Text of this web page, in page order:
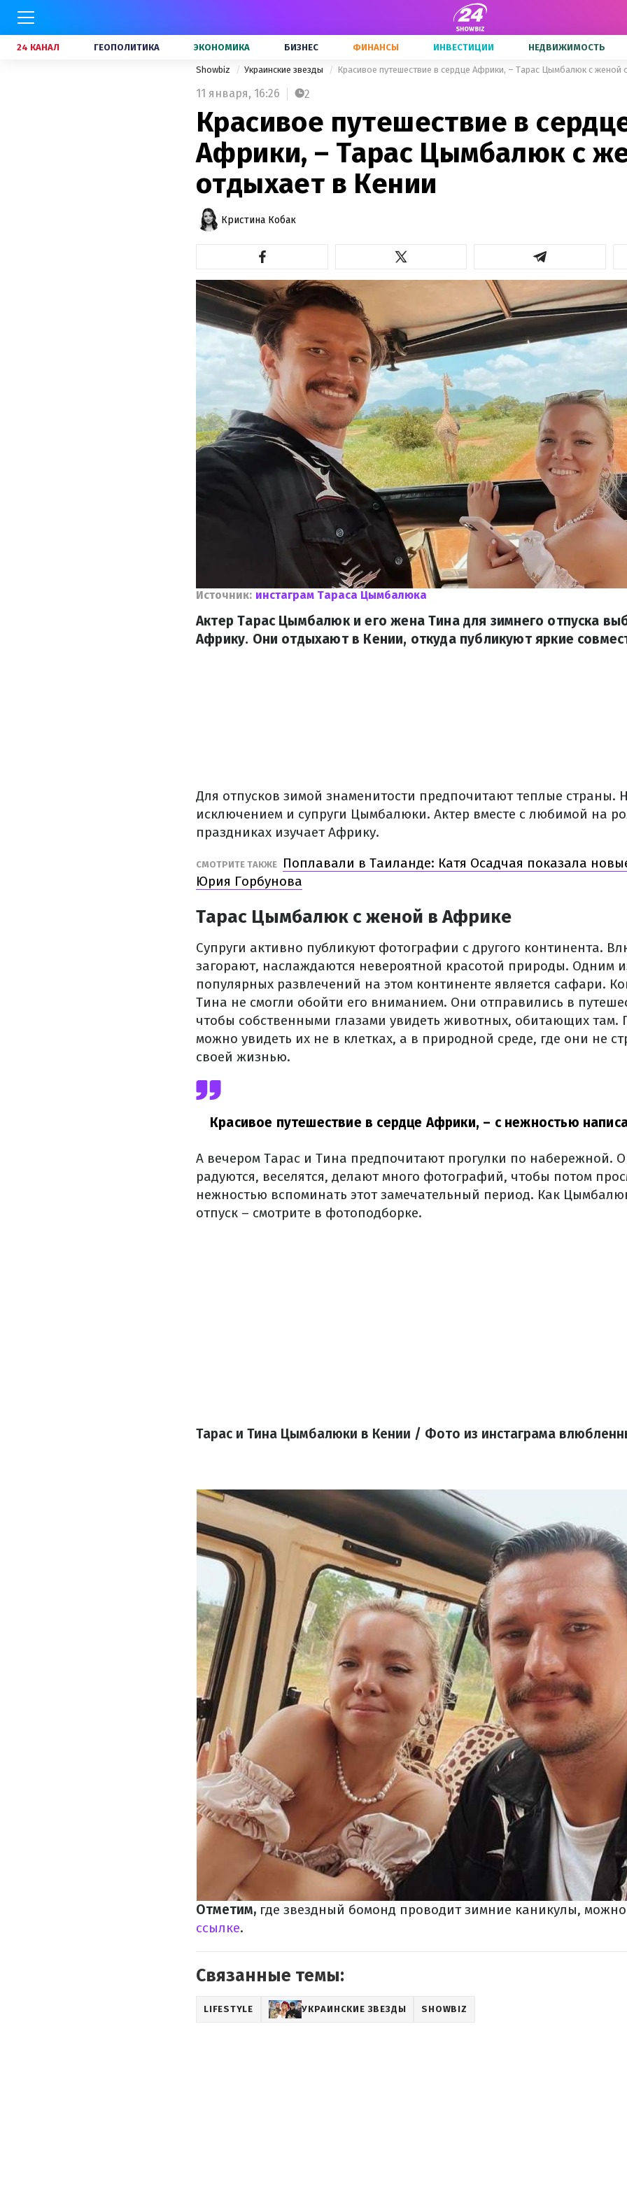
24 КАНАЛ ГЕОПОЛИТИКА ЭКОНОМИКА БИЗНЕС ФИНАНСЫ ИНВЕСТИЦИИ НЕДВИЖИМОСТЬ
Showbiz Украинские звезды Красивое путешествие в сердце Африки, – Тарас Цымбалюк с женой
11 января, 16:26 2
Красивое путешествие в
Африки, – Тарас Цымбалюк с
отдыхает в Кении
Кристина Кобак
Источник: инстаграм Тараса Цымбалюка
Актер Тарас Цымбалюк и его жена Тина для зимнего отпуска
Африку. Они отдыхают в Кении, откуда публикуют яркие
Для отпусков зимой знаменитости предпочитают теплые страны.
исключением и супруги Цымбалюки. Актер вместе с любимой на
праздниках изучает Африку.
СМОТРИТЕ ТАКЖЕ
Поплавали в Таиланде: Катя Осадчая показала
Юрия Горбунова
Тарас Цымбалюк с женой в Африке
Супруги активно публикуют фотографии с другого континента.
загорают, наслаждаются невероятной красотой природы. Одним
популярных развлечений на этом континенте является сафари.
Тина не смогли обойти его вниманием. Они отправились в
чтобы собственными глазами увидеть животных, обитающих там.
можно увидеть их не в клетках, а в природной среде, где они не
своей жизнью.
Красивое путешествие в сердце Африки, – с нежностью
А вечером Тарас и Тина предпочитают прогулки по набережной.
радуются, веселятся, делают много фотографий, чтобы потом
нежностью вспоминать этот замечательный период. Как
отпуск – смотрите в фотоподборке.
Тарас и Тина Цымбалюки в Кении / Фото из инстаграма
Отметим, где звездный бомонд проводит зимние каникулы,
ссылке.
Связанные темы:
LIFESTYLE УКРАИНСКИЕ ЗВЕЗДЫ SHOWBIZ